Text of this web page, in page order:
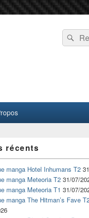
récents
manga Hotel Inhumans T2
manga Meteoria T2 31/07/
manga Meteoria T1 31/07/
manga The Hitman’s Fave